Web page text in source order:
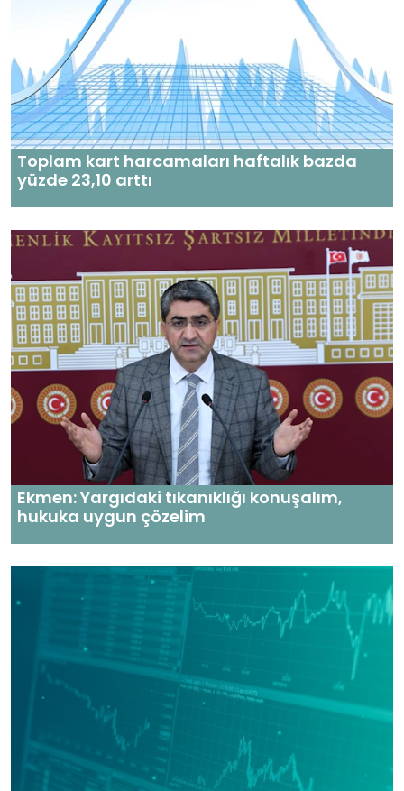
Toplam kart harcamaları haftalık bazda
yüzde 23,10 arttı
Ekmen: Yargıdaki tıkanıklığı konuşalım,
hukuka uygun çözelim